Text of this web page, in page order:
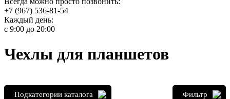
+7 (967) 536-81-54
Каждый день:
с 9:00 до 20:00
Чехлы для планшетов
Подкатегории каталога Фильтр